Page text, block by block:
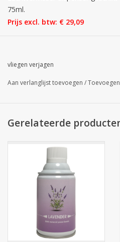
75ml.
Prijs excl. btw: € 29,09
Volledig automatische werking,
- 3 verschillende interval standen:
- Compatibel met de meest
bijbesteld worden)
Air Free dispenser
vliegen verjagen
Aan verlanglijst toevoegen /
Gerelateerde